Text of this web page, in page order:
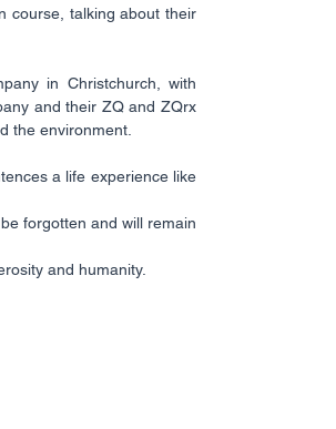
course, talking about their
in Christchurch, with
and their ZQ and ZQrx
the environment.
a life experience like
forgotten and will remain
and humanity.